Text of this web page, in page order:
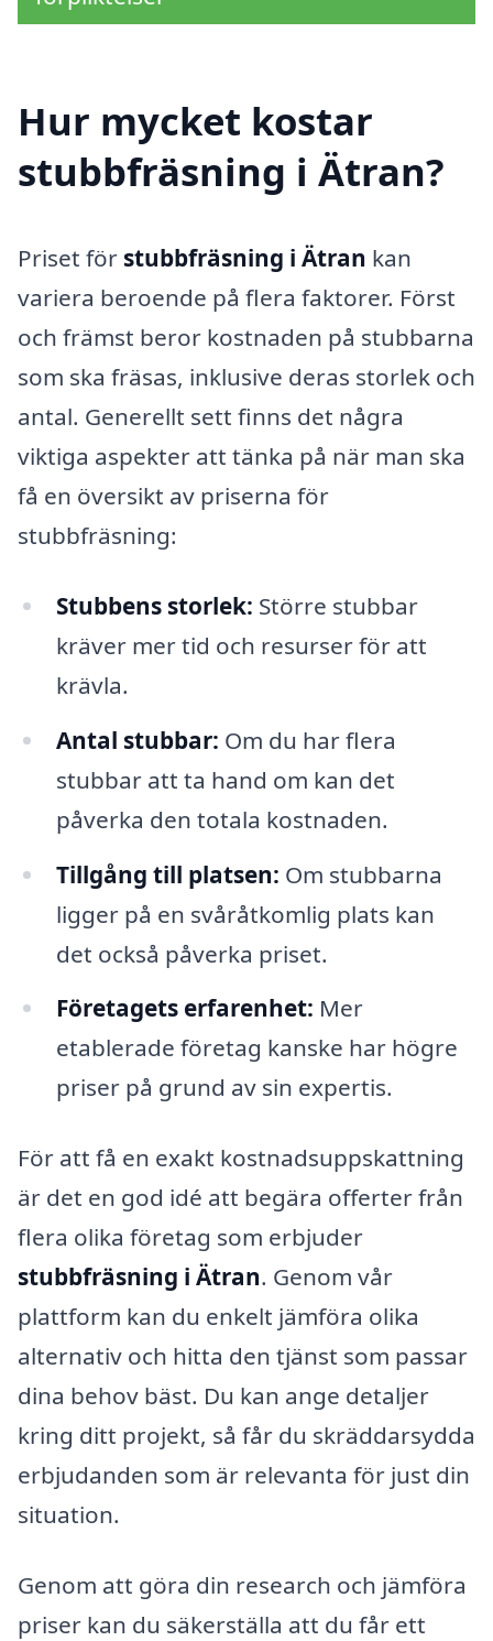
Hur mycket kostar
stubbfräsning i Ätran?
Priset för stubbfräsning i Ätran kan
variera beroende på flera faktorer. Först
och främst beror kostnaden på stubbarna
som ska fräsas, inklusive deras storlek och
antal. Generellt sett finns det några
viktiga aspekter att tänka på när man ska
få en översikt av priserna för
stubbfräsning:
Stubbens storlek: Större stubbar
kräver mer tid och resurser för att
krävla.
Antal stubbar: Om du har flera
stubbar att ta hand om kan det
påverka den totala kostnaden.
Tillgång till platsen: Om stubbarna
ligger på en svåråtkomlig plats kan
det också påverka priset.
Företagets erfarenhet: Mer
etablerade företag kanske har högre
priser på grund av sin expertis.
För att få en exakt kostnadsuppskattning
är det en god idé att begära offerter från
flera olika företag som erbjuder
stubbfräsning i Ätran. Genom vår
plattform kan du enkelt jämföra olika
alternativ och hitta den tjänst som passar
dina behov bäst. Du kan ange detaljer
kring ditt projekt, så får du skräddarsydda
erbjudanden som är relevanta för just din
situation.
Genom att göra din research och jämföra
priser kan du säkerställa att du får ett